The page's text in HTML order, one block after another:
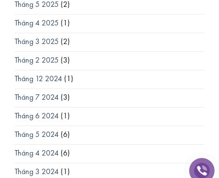
Tháng 5 2025 (2)
Tháng 4 2025 (1)
Tháng 3 2025 (2)
Tháng 2 2025 (3)
Tháng 12 2024 (1)
Tháng 7 2024 (3)
Tháng 6 2024 (1)
Tháng 5 2024 (6)
Tháng 4 2024 (6)
Tháng 3 2024 (1)